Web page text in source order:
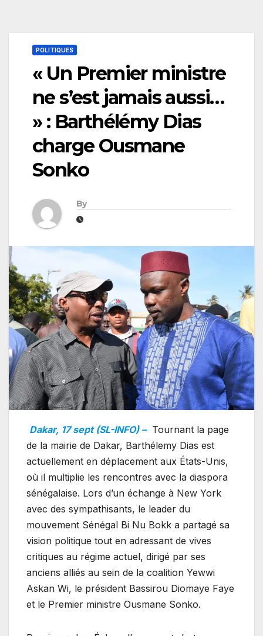
POLITIQUES
« Un Premier ministre
ne s’est jamais aussi…
» : Barthélémy Dias
charge Ousmane
Sonko
By
Dakar, 17 sept (SL-INFO) – Tournant la page
de la mairie de Dakar, Barthélemy Dias est
actuellement en déplacement aux États-Unis,
où il multiplie les rencontres avec la diaspora
sénégalaise. Lors d’un échange à New York
avec des sympathisants, le leader du
mouvement Sénégal Bi Nu Bokk a partagé sa
vision politique tout en adressant de vives
critiques au régime actuel, dirigé par ses
anciens alliés au sein de la coalition Yewwi
Askan Wi, le président Bassirou Diomaye Faye
et le Premier ministre Ousmane Sonko.